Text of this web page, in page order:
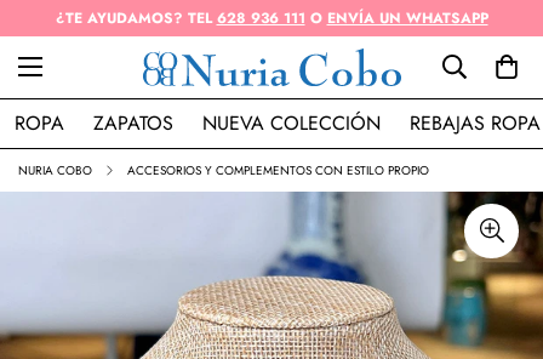
¿TE AYUDAMOS? TEL628 936 111 O ENVÍA UN WHATSAPP
ROPA ZAPATOS NUEVA COLECCIÓN REBAJAS ROPA
NURIA COBO ACCESORIOS Y COMPLEMENTOS CON ESTILO PROPIO